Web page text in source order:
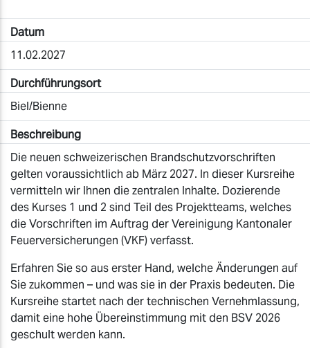
Datum
11.02.2027
Durchführungsort
Biel/Bienne
Beschreibung
Die neuen schweizerischen Brandschutzvorschriften
gelten voraussichtlich ab März 2027. In dieser Kursreihe
vermitteln wir Ihnen die zentralen Inhalte. Dozierende
des Kurses 1 und 2 sind Teil des Projektteams, welches
die Vorschriften im Auftrag der Vereinigung Kantonaler
Feuerversicherungen (VKF) verfasst.
Erfahren Sie so aus erster Hand, welche Änderungen auf
Sie zukommen – und was sie in der Praxis bedeuten. Die
Kursreihe startet nach der technischen Vernehmlassung,
damit eine hohe Übereinstimmung mit den BSV 2026
geschult werden kann.